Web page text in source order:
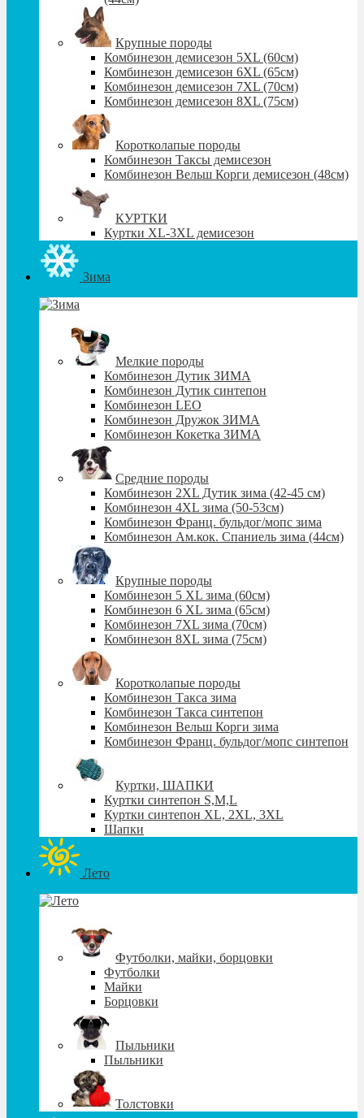
Крупные породы
Комбинезон демисезон 5XL (60см)
Комбинезон демисезон 6XL (65см)
Комбинезон демисезон 7XL (70см)
Комбинезон демисезон 8XL (75см)
Коротколапые породы
Комбинезон Таксы демисезон
Комбинезон Вельш Корги демисезон (48см)
КУРТКИ
Куртки XL-3XL демисезон
Зима
Мелкие породы
Комбинезон Дутик ЗИМА
Комбинезон Дутик синтепон
Комбинезон LEO
Комбинезон Дружок ЗИМА
Комбинезон Кокетка ЗИМА
Средние породы
Комбинезон 2XL Дутик зима (42-45 см)
Комбинезон 4XL зима (50-53см)
Комбинезон Франц. бульдог/мопс зима
Комбинезон Ам.кок. Спаниель зима (44см)
Крупные породы
Комбинезон 5 XL зима (60cм)
Комбинезон 6 XL зима (65cм)
Комбинезон 7XL зима (70см)
Комбинезон 8XL зима (75см)
Коротколапые породы
Комбинезон Такса зима
Комбинезон Такса синтепон
Комбинезон Вельш Корги зима
Комбинезон Франц. бульдог/мопс синтепон
Куртки, ШАПКИ
Куртки синтепон S,М,L
Куртки синтепон XL, 2XL, 3XL
Шапки
Лето
Футболки, майки, борцовки
Футболки
Майки
Борцовки
Пыльники
Пыльники
Толстовки